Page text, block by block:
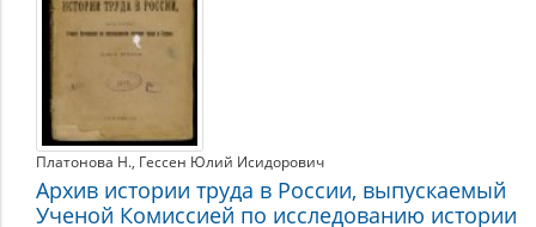
Платонова Н., Гессен Юлий Исидорович
Архив истории труда в России, выпускаемый
Ученой Комиссией по исследованию истории